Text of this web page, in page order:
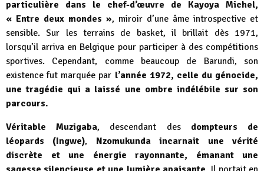
particulière dans le chef-d’œuvre de Kayoya Michel,
« Entre deux mondes », miroir d’une âme introspective et
sensible. Sur les terrains de basket, il brillait dès 1971,
lorsqu’il arriva en Belgique pour participer à des compétitions
sportives. Cependant, comme beaucoup de Barundi, son
existence fut marquée par l’année 1972, celle du génocide,
une tragédie qui a laissé une ombre indélébile sur son
parcours.
Véritable Muzigaba, descendant des dompteurs de
léopards (Ingwe), Nzomukunda incarnait une vérité
discrète et une énergie rayonnante, émanant une